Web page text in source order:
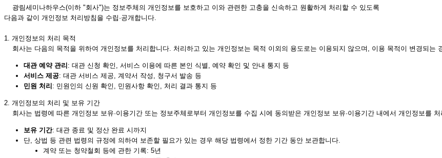
광림세미나하우스(이하 "회사")는 정보주체의 개인정보를 보호하고 이와 관련한 고충을 신속하고 원활하게 처리할 수 있도록
다음과 같이 개인정보 처리방침을 수립·공개합니다.
1. 개인정보의 처리 목적
회사는 다음의 목적을 위하여 개인정보를 처리합니다. 처리하고 있는 개인정보는 목적 이외의 용도로는 이용되지 않으며, 이용 목적이 변경되는
대관 예약 관리 : 대관 신청 확인, 서비스 이용에 따른 본인 식별, 예약 확인 및 안내 통지 등
서비스 제공: 대관 서비스 제공, 계약서 작성, 청구서 발송 등
민원 처리 : 민원인의 신원 확인, 민원사항 확인, 처리 결과 통지 등
2. 개인정보의 처리 및 보유 기간
회사는 법령에 따른 개인정보 보유·이용기간 또는 정보주체로부터 개인정보를 수집 시에 동의받은 개인정보 보유·이용기간 내에서 개인정보를 처
보유 기간: 대관 종료 및 정산 완료 시까지
단, 상법 등 관련 법령의 규정에 의하여 보존할 필요가 있는 경우 해당 법령에서 정한 기간 동안 보관합니다.
계약 또는 청약철회 등에 관한 기록: 5년